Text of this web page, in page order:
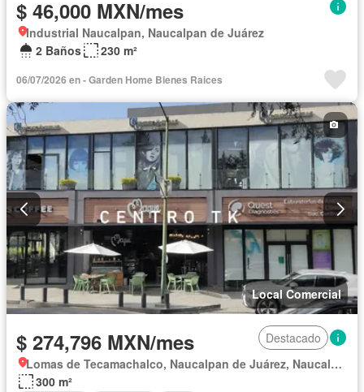
$ 46,000 MXN/mes
Industrial Naucalpan, Naucalpan de Juárez
2 Baños
230 m²
06/07/2026 en - Garden Home Bienes Rai­ces
Local Comercial
$ 274,796 MXN/mes
Destacado
Lomas de Tecamachalco, Naucalpan de Juárez, Naucalpan de Juárez
300 m²